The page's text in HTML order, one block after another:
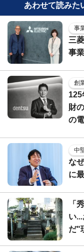
あわせて読みた
事
三
事
創
125
財
の
中
な
に
「
い
だ"